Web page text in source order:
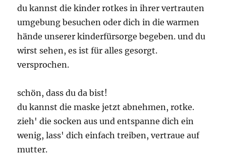
du kannst die kinder rotkes in ihrer vertrauten
umgebung besuchen oder dich in die warmen
hände unserer kinderfürsorge begeben. und du
wirst sehen, es ist für alles gesorgt.
versprochen.
schön, dass du da bist!
du kannst die maske jetzt abnehmen, rotke.
zieh' die socken aus und entspanne dich ein
wenig, lass' dich einfach treiben, vertraue auf
mutter.